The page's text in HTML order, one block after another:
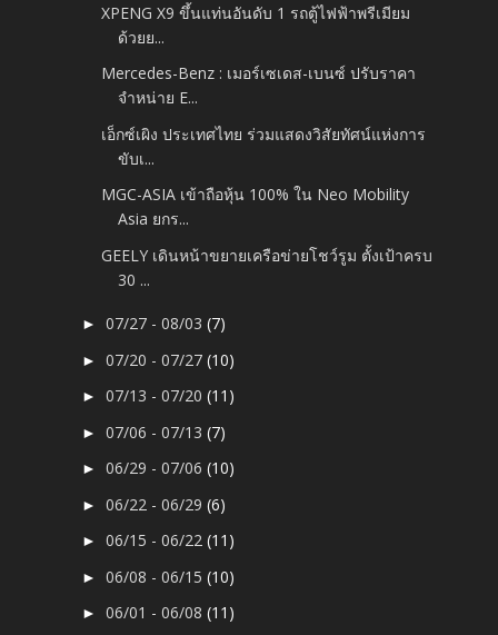
XPENG X9 ขึ้นแท่นอันดับ 1 รถตู้ไฟฟ้าพรีเมียม
ด้วยย...
Mercedes-Benz : เมอร์เซเดส-เบนซ์ ปรับราคา
จำหน่าย E...
เอ็กซ์เผิง ประเทศไทย ร่วมแสดงวิสัยทัศน์แห่งการ
ขับเ...
MGC-ASIA เข้าถือหุ้น 100% ใน Neo Mobility
Asia ยกร...
GEELY เดินหน้าขยายเครือข่ายโชว์รูม ตั้งเป้าครบ
30 ...
►07/27 - 08/03(7)
►07/20 - 07/27(10)
►07/13 - 07/20(11)
►07/06 - 07/13(7)
►06/29 - 07/06(10)
►06/22 - 06/29(6)
►06/15 - 06/22(11)
►06/08 - 06/15(10)
►06/01 - 06/08(11)